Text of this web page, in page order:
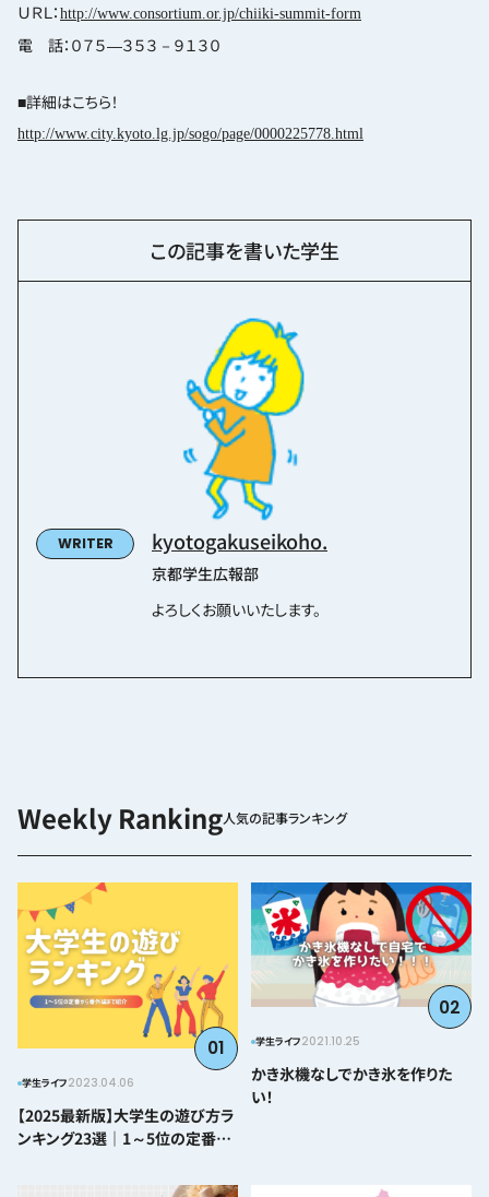
ＵＲＬ： http://www.consortium.or.jp/chiiki-summit-form
電 話：０７５―３５３－９１３０
■詳細はこちら！
http://www.city.kyoto.lg.jp/sogo/page/0000225778.html
この記事を書いた学生
kyotogakuseikoho.
京都学生広報部
よろしくお願いいたします。
人気の記事ランキング
01
学生ライフ2023.04.06
【2025最新版】大学生の遊び方ラ
ンキング23選｜1～5位の定番か
02
学生ライフ2021.10.25
かき氷機なしでかき氷を作りた
い！